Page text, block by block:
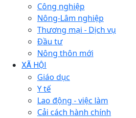
Công nghiệp
Nông-Lâm nghiệp
Thương mại - Dịch vụ
Đầu tư
Nông thôn mới
XÃ HỘI
Giáo dục
Y tế
Lao động - việc làm
Cải cách hành chính